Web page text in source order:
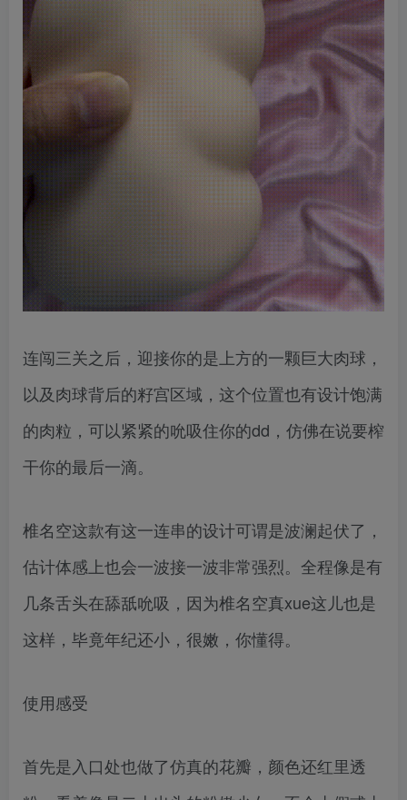
连闯三关之后，迎接你的是上方的一颗巨大肉球，
以及肉球背后的籽宫区域，这个位置也有设计饱满
的肉粒，可以紧紧的吮吸住你的dd，仿佛在说要榨
干你的最后一滴。
椎名空这款有这一连串的设计可谓是波澜起伏了，
估计体感上也会一波接一波非常强烈。全程像是有
几条舌头在舔舐吮吸，因为椎名空真xue这儿也是
这样，毕竟年纪还小，很嫩，你懂得。
使用感受
首先是入口处也做了仿真的花瓣，颜色还红里透